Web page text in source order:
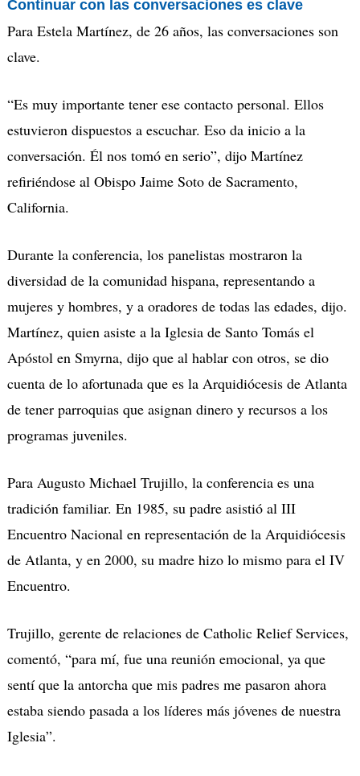
Continuar con las conversaciones es clave
Para Estela Martínez, de 26 años, las conversaciones son
clave.
“Es muy importante tener ese contacto personal. Ellos
estuvieron dispuestos a escuchar. Eso da inicio a la
conversación. Él nos tomó en serio”, dijo Martínez
refiriéndose al Obispo Jaime Soto de Sacramento,
California.
Durante la conferencia, los panelistas mostraron la
diversidad de la comunidad hispana, representando a
mujeres y hombres, y a oradores de todas las edades, dijo.
Martínez, quien asiste a la Iglesia de Santo Tomás el
Apóstol en Smyrna, dijo que al hablar con otros, se dio
cuenta de lo afortunada que es la Arquidiócesis de Atlanta
de tener parroquias que asignan dinero y recursos a los
programas juveniles.
Para Augusto Michael Trujillo, la conferencia es una
tradición familiar. En 1985, su padre asistió al III
Encuentro Nacional en representación de la Arquidiócesis
de Atlanta, y en 2000, su madre hizo lo mismo para el IV
Encuentro.
Trujillo, gerente de relaciones de Catholic Relief Services,
comentó, “para mí, fue una reunión emocional, ya que
sentí que la antorcha que mis padres me pasaron ahora
estaba siendo pasada a los líderes más jóvenes de nuestra
Iglesia”.